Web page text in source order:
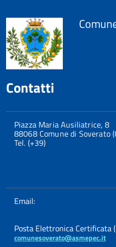
Contatti
Piazza Maria Ausiliatrice, 8
88068 Comune di Soverato
Tel. (+39)
Email:
Posta Elettronica Certificata
comunesoverato@asmepec.it